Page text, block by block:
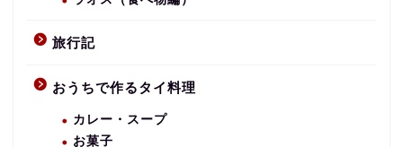
旅行記
おうちで作るタイ料理
カレー・スープ
お菓子